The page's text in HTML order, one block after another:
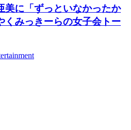
美に「ずっといなかったか
くみっきーらの女子会トー